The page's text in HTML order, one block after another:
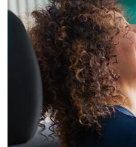
Segurança
Golpe do falso
com prejuízo de R$ 51